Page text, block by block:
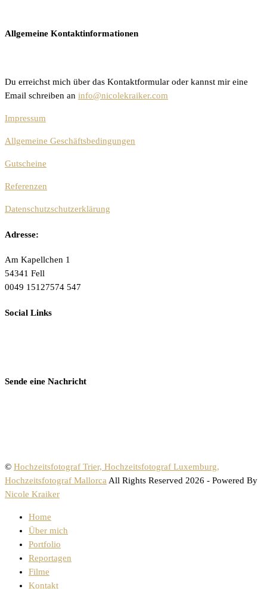
Allgemeine Kontaktinformationen
Du erreichst mich über das Kontaktformular oder kannst mir eine
Email schreiben an info@nicolekraiker.com
Impressum
Allgemeine Geschäftsbedingungen
Gutscheine
Referenzen
Datenschutzschutzerklärung
Adresse:
Am Kapellchen 1
54341 Fell
0049 15127574 547
Social Links
Sende eine Nachricht
© Hochzeitsfotograf Trier, Hochzeitsfotograf Luxemburg,
Hochzeitsfotograf MallorcaAll Rights Reserved 2026 - Powered By
Nicole Kraiker
Home
Über mich
Portfolio
Reportagen
Filme
Kontakt